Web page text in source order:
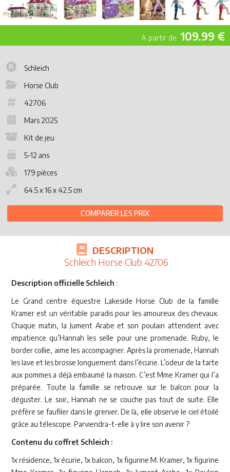
109.99 €
Schleich
Horse Club
42706
Mars 2025
Kit de jeu
5-12 ans
179 pièces
64.5 x 16 x 42.5 cm
COMPARER LES PRIX
DESCRIPTION
Schleich Horse Club 42706
Description officielle Schleich :
Le Grand centre équestre Lakeside Horse Club de la famille
Kramer est un véritable paradis pour les amoureux des chevaux.
Chaque matin, la Jument Arabe et son poulain attendent avec
impatience qu’Hannah les selle pour une promenade. Ruby, le
border collie, aime les accompagner. Après la promenade, Hannah
les lave et les brosse longuement dans l’écurie. L’odeur de la tarte
aux pommes a déjà embaumé la maison. C’est Mme Kramer qui l’a
préparée. Toute la famille se retrouve sur le balcon pour la
déguster. Le soir, Hannah ne se couche pas tout de suite. Elle
préfère se faufiler dans le grenier. De là, elle observe le ciel étoilé
grâce au télescope. Parviendra-t-elle à y lire son avenir ?
Contenu du coffret Schleich :
1x résidence, 1x écurie, 1x balcon, 1x figurine M. Kramer, 1x figurine